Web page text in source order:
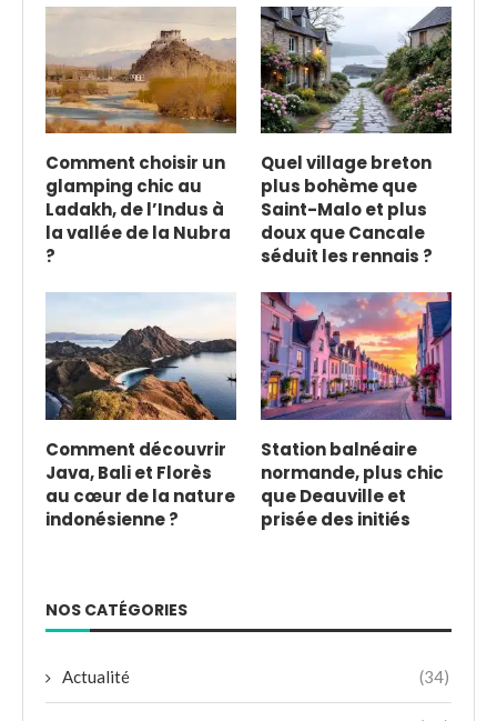
Comment choisir un
glamping chic au
Ladakh, de l’Indus à
la vallée de la Nubra
?
Quel village breton
plus bohème que
Saint-Malo et plus
doux que Cancale
séduit les rennais ?
Comment découvrir
Java, Bali et Florès
au cœur de la nature
indonésienne ?
Station balnéaire
normande, plus chic
que Deauville et
prisée des initiés
NOS CATÉGORIES
Actualité (34)